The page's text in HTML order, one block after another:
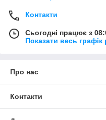
Контакти
Сьогодні працює з
Показати весь графік
Про нас
Контакти